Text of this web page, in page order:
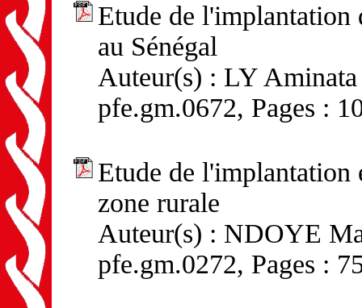
Etude de l'implantation
au Sénégal
Auteur(s) : LY
pfe.gm.0672, Pages :
Etude de l'implantation
zone rurale
Auteur(s) : NDOYE
pfe.gm.0272, Pages :